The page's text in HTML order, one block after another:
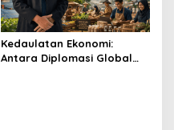
Kedaulatan Ekonomi:
Antara Diplomasi Global